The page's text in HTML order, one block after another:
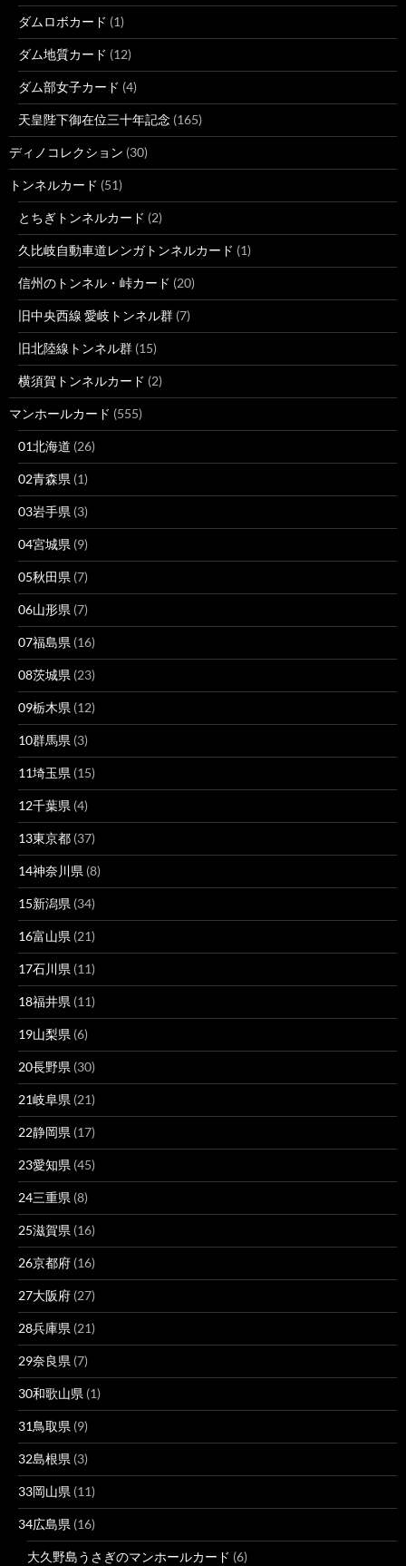
ダムロボカード (1)
ダム地質カード (12)
ダム部女子カード (4)
天皇陛下御在位三十年記念 (165)
ディノコレクション (30)
トンネルカード (51)
とちぎトンネルカード (2)
久比岐自動車道レンガトンネルカード (1)
信州のトンネル・峠カード (20)
旧中央西線 愛岐トンネル群 (7)
旧北陸線トンネル群 (15)
横須賀トンネルカード (2)
マンホールカード (555)
01北海道 (26)
02青森県 (1)
03岩手県 (3)
04宮城県 (9)
05秋田県 (7)
06山形県 (7)
07福島県 (16)
08茨城県 (23)
09栃木県 (12)
10群馬県 (3)
11埼玉県 (15)
12千葉県 (4)
13東京都 (37)
14神奈川県 (8)
15新潟県 (34)
16富山県 (21)
17石川県 (11)
18福井県 (11)
19山梨県 (6)
20長野県 (30)
21岐阜県 (21)
22静岡県 (17)
23愛知県 (45)
24三重県 (8)
25滋賀県 (16)
26京都府 (16)
27大阪府 (27)
28兵庫県 (21)
29奈良県 (7)
30和歌山県 (1)
31鳥取県 (9)
32島根県 (3)
33岡山県 (11)
34広島県 (16)
大久野島うさぎのマンホールカード (6)